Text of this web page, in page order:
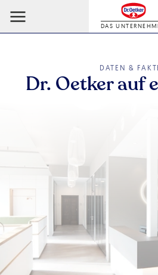
DAS
DATEN &
Dr. Oetker auf